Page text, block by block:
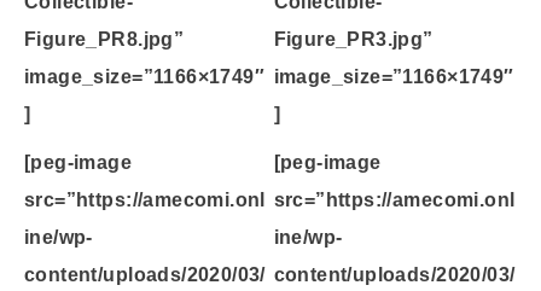
Figure_PR8.jpg”
image_size=”1166×1749″
]
Figure_PR3.jpg”
image_size=”1166×1749″
]
[peg-image
src=”https://amecomi.onl
ine/wp-
content/uploads/2020/03/
[peg-image
src=”https://amecomi.onl
ine/wp-
content/uploads/2020/03/